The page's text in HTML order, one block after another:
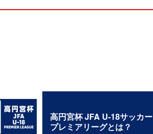
高円宮杯 JFA U-18サッカー
プレミアリーグとは？